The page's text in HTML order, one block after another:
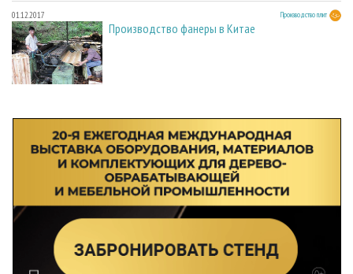
01.12.2017 Производство плит
Производство фанеры в Китае